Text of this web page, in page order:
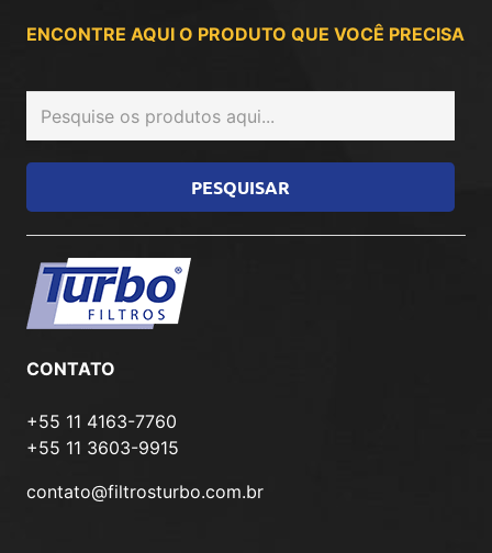
ENCONTRE AQUI O PRODUTO QUE VOCÊ PRECISA
CONTATO
+55 11 4163-7760
+55 11 3603-9915
contato@filtrosturbo.com.br